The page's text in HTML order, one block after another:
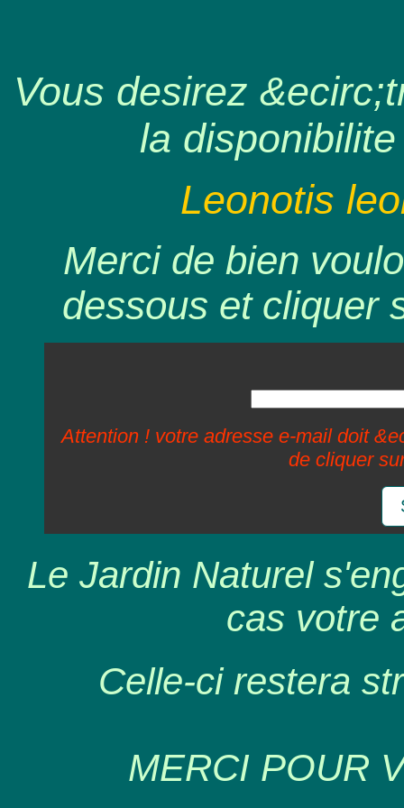
Vous desirez
la
Leonotis
Merci de bien
dessous et cliquer
Attention ! votre adresse e-mail doit
de cliquer
Le Jardin Naturel
cas votre
Celle-ci restera
MERCI POUR